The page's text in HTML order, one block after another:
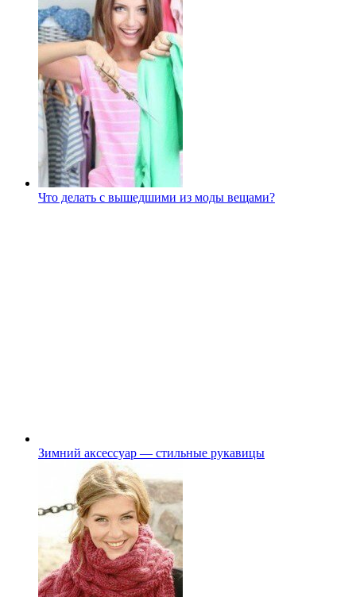
Что делать с вышедшими из моды вещами?
Зимний аксессуар — стильные рукавицы